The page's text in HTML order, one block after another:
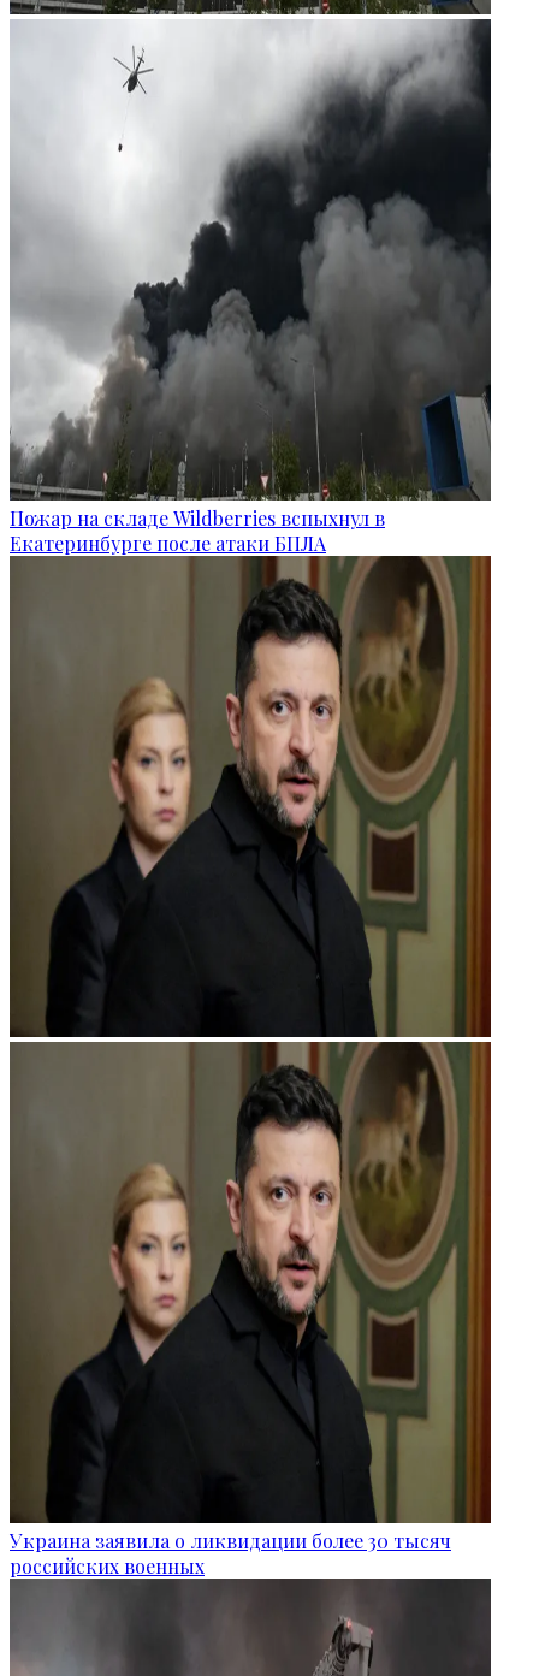
Пожар на складе Wildberries вспыхнул в
Екатеринбурге после атаки БПЛА
Украина заявила о ликвидации более 30 тысяч
российских военных